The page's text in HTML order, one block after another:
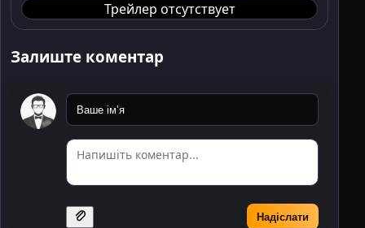
Трейлер отсутствует
Залиште коментар
Надіслати